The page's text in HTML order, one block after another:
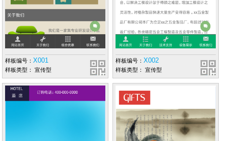
样板编号： X001
样板类型： 宣传型
样板编号： X002
样板类型： 宣传型